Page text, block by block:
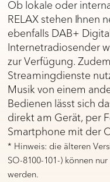
Ob lokale oder
RELAX stehen Ihnen
ebenfalls DAB+
Internetradiosender
zur Verfügung.
Streamingdienste
Musik von einem
Bedienen lässt sich
direkt am Gerät, per
Smartphone mit der
* Hinweis: die älteren
SO-8100-101-) können
werden.